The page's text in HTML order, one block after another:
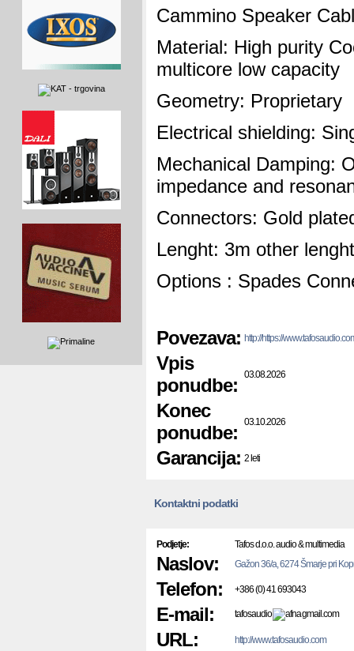
Cammino Speaker
Material: High purity
multicore low capacity
Geometry: Proprietary
Electrical shielding:
Mechanical Damping:
impedance and
Connectors: Gold
Lenght: 3m other
Options : Spades
Povezava: http://https://
Vpis
ponudbe:
03.08.2026
Konec
ponudbe:
03.10.2026
Garancija: 2 leti
Kontaktni podatki
Podjetje: Tafos d.o.o. audio & multimedia
Naslov: Gažon 36/a, 6274 Šmarje pri
Telefon: +386 (0) 41 693043
E-mail: tafosaudio gmail.com
URL: http://www.tafosaudio.com